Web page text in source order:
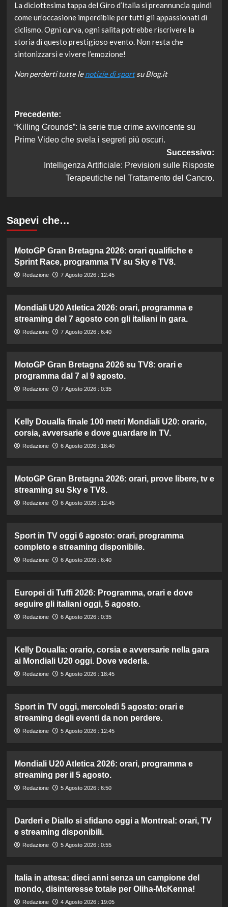
La diciottesima tappa del Giro d’Italia si preannuncia quindi
come un’occasione imperdibile per tutti gli appassionati di
ciclismo. Ogni curva, ogni salita potrebbe riscrivere la
storia di questo prestigioso evento. Non resta che
sintonizzarsi e vivere l’emozione!
Non perderti tutte lenotizie di sportsu Blog.it
Navigazione
articolo
Precedente:
“Killing Grounds”: la serie true crime avvincente su
Prime Video che svela i segreti più oscuri.
Successivo:
Intelligenza Artificiale: Previsioni sulle Risposte
Terapeutiche nel Trattamento del Cancro.
Sapevi che…
MotoGP Gran Bretagna 2026: orari qualifiche e
Sprint Race, programma TV su Sky e TV8.
Redazione 7 Agosto 2026 : 12:45
Mondiali U20 Atletica 2026: orari, programma e
streaming del 7 agosto con gli italiani in gara.
Redazione 7 Agosto 2026 : 6:40
MotoGP Gran Bretagna 2026 su TV8: orari e
programma dal 7 al 9 agosto.
Redazione 7 Agosto 2026 : 0:35
Kelly Doualla finale 100 metri Mondiali U20: orario,
corsia, avversarie e dove guardare in TV.
Redazione 6 Agosto 2026 : 18:40
MotoGP Gran Bretagna 2026: orari, prove libere, tv e
streaming su Sky e TV8.
Redazione 6 Agosto 2026 : 12:45
Sport in TV oggi 6 agosto: orari, programma
completo e streaming disponibile.
Redazione 6 Agosto 2026 : 6:40
Europei di Tuffi 2026: Programma, orari e dove
seguire gli italiani oggi, 5 agosto.
Redazione 6 Agosto 2026 : 0:35
Kelly Doualla: orario, corsia e avversarie nella gara
ai Mondiali U20 oggi. Dove vederla.
Redazione 5 Agosto 2026 : 18:45
Sport in TV oggi, mercoledì 5 agosto: orari e
streaming degli eventi da non perdere.
Redazione 5 Agosto 2026 : 12:45
Mondiali U20 Atletica 2026: orari, programma e
streaming per il 5 agosto.
Redazione 5 Agosto 2026 : 6:50
Darderi e Diallo si sfidano oggi a Montreal: orari, TV
e streaming disponibili.
Redazione 5 Agosto 2026 : 0:55
Italia in attesa: dieci anni senza un campione del
mondo, disinteresse totale per Oliha-McKenna!
Redazione 4 Agosto 2026 : 19:05